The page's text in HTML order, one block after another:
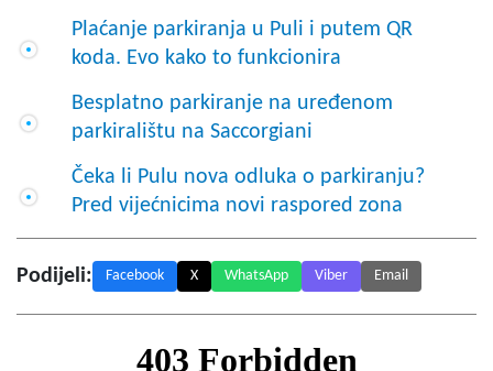
Plaćanje parkiranja u Puli i putem QR
koda. Evo kako to funkcionira
Besplatno parkiranje na uređenom
parkiralištu na Saccorgiani
Čeka li Pulu nova odluka o parkiranju?
Pred vijećnicima novi raspored zona
Podijeli: Facebook X WhatsApp Viber Email